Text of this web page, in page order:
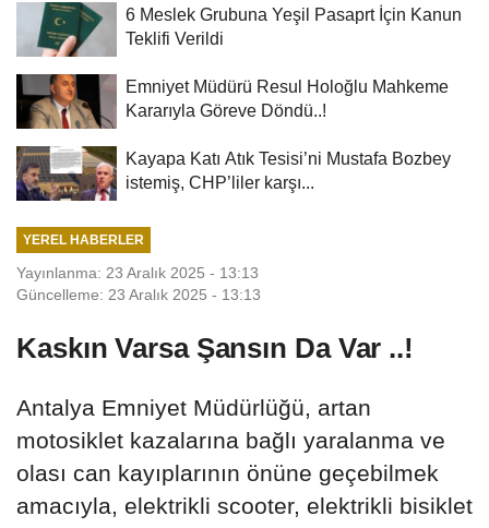
6 Meslek Grubuna Yeşil Pasaprt İçin Kanun
Teklifi Verildi
Emniyet Müdürü Resul Holoğlu Mahkeme
Kararıyla Göreve Döndü..!
Kayapa Katı Atık Tesisi’ni Mustafa Bozbey
istemiş, CHP’liler karşı...
YEREL HABERLER
Yayınlanma: 23 Aralık 2025 - 13:13
Güncelleme: 23 Aralık 2025 - 13:13
Kaskın Varsa Şansın Da Var ..!
Antalya Emniyet Müdürlüğü, artan
motosiklet kazalarına bağlı yaralanma ve
olası can kayıplarının önüne geçebilmek
amacıyla, elektrikli scooter, elektrikli bisiklet